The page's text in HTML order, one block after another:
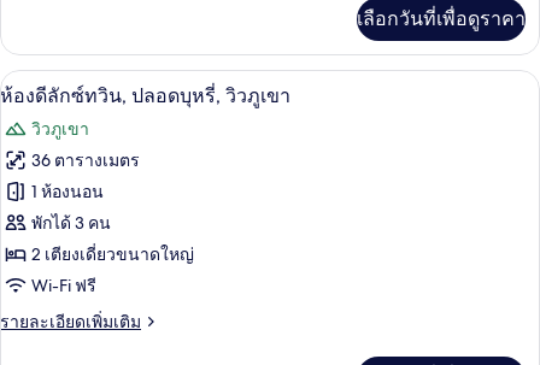
ปลอด
บุหรี่,
วิว
ภูเขา
เกี่ยว
กับ
ห้อง
พี
เรีย
ทวิ
น,
ปลอด
บุหรี่,
วิว
ภูเขา
เลือกวันที่เพื่อดูราคา
เปิด
ภาพถ่าย
ทั้งหมด
ของ
ห้อง
ดี
ลัก
ซ์
ห้องดีลักซ์ทวิน, ปลอดบุหรี่, วิวภูเขา | วิว
7
ห้องดีลักซ์ทวิน, ปลอดบุหรี่, วิวภูเขา
วิวภูเขา
36 ตารางเมตร
1 ห้องนอน
พักได้ 3 คน
2 เตียงเดี่ยวขนาดใหญ่
Wi-Fi ฟรี
รายละเอียดเพิ่มเติม
ราย